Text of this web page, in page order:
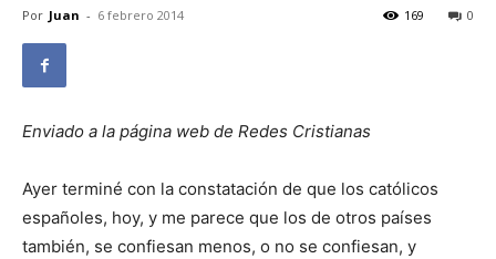
Por Juan - 6 febrero 2014 0
169
Enviado a la página web de Redes Cristianas
Ayer terminé con la constatación de que los católicos
españoles, hoy, y me parece que los de otros países
también, se confiesan menos, o no se confiesan, y